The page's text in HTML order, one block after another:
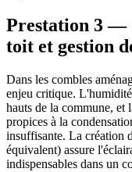
Prestation 3 —
toit et gestion
Dans les combles
enjeu critique.
hauts de la commune, et
propices à la
insuffisante. La création
équivalent) assure
indispensables dans un